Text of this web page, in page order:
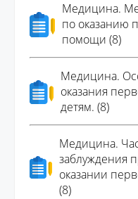
Медицина.
по оказанию
помощи (8)
Медицина.
оказания
детям. (8)
Медицина.
заблуждения
оказании
(8)